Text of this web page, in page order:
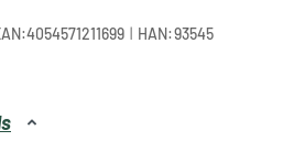
4054571211699 | HAN:93545